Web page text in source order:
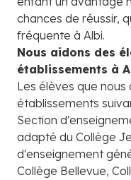
chances de réussir,
fréquente à Albi.
Nous aidons des
établissements à
Les élèves que
établissements
Section
adapté du Collège
d'enseignement
Collège Bellevue,